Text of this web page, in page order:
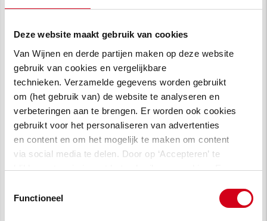
Deze website maakt gebruik van cookies
Van Wijnen en derde partijen maken op deze website
gebruik van cookies en vergelijkbare
technieken. Verzamelde gegevens worden gebruikt
om (het gebruik van) de website te analyseren en
verbeteringen aan te brengen. Er worden ook cookies
gebruikt voor het personaliseren van advertenties
en content en om het mogelijk te maken om content
via social media te delen. Door op ‘Accepteren’ te
klikken, stem je in met het gebruik van cookies. Een
vragen lees je in
Functioneel